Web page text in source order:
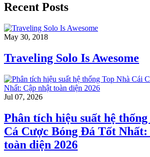
Recent Posts
May 30, 2018
Traveling Solo Is Awesome
Jul 07, 2026
Phân tích hiệu suất hệ
Cá Cược Bóng Đá Tốt
toàn diện 2026